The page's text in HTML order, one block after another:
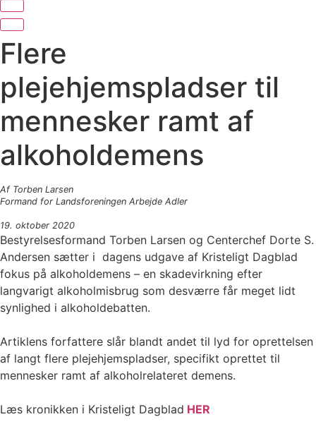
Flere
plejehjemspladser til
mennesker ramt af
alkoholdemens
Af Torben Larsen
Formand for Landsforeningen Arbejde Adler
19. oktober 2020
Bestyrelsesformand Torben Larsen og Centerchef Dorte S.
Andersen sætter i dagens udgave af Kristeligt Dagblad
fokus på alkoholdemens – en skadevirkning efter
langvarigt alkoholmisbrug som desværre får meget lidt
synlighed i alkoholdebatten.
Artiklens forfattere slår blandt andet til lyd for oprettelsen
af langt flere plejehjemspladser, specifikt oprettet til
mennesker ramt af alkoholrelateret demens.
Læs kronikken i Kristeligt Dagblad HER